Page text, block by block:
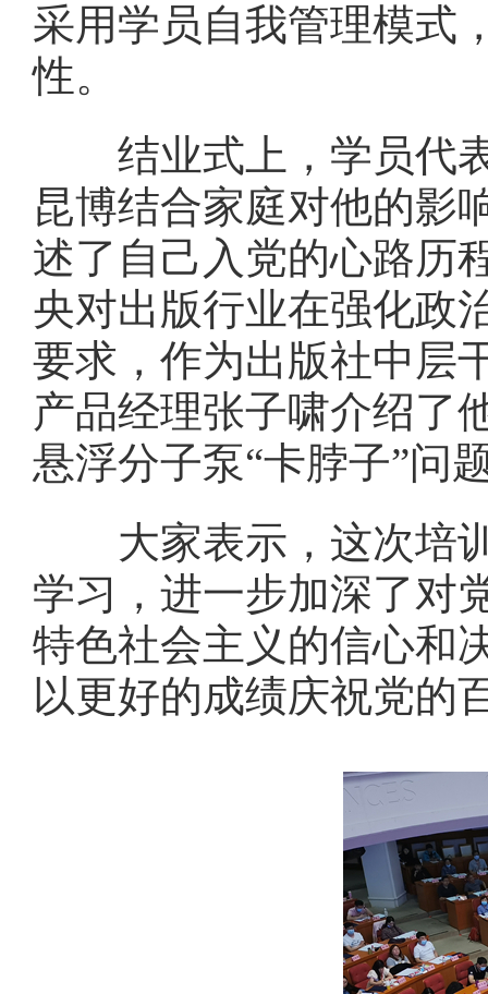
采用学员自我管理模式
性。
结业式上，学员代
昆博结合家庭对他的影
述了自己入党的心路历
央对出版行业在强化政
要求，作为出版社中层
产品经理张子啸介绍了
悬浮分子泵“卡脖子”问
大家表示，这次培
学习，进一步加深了对
特色社会主义的信心和
以更好的成绩庆祝党的